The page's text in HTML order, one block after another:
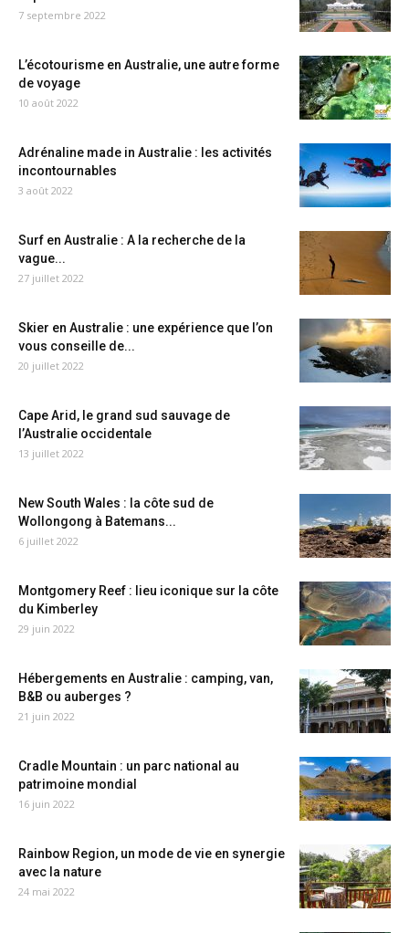
7 septembre 2022
L’écotourisme en Australie, une autre forme
de voyage
10 août 2022
Adrénaline made in Australie : les activités
incontournables
3 août 2022
Surf en Australie : A la recherche de la
vague...
27 juillet 2022
Skier en Australie : une expérience que l’on
vous conseille de...
20 juillet 2022
Cape Arid, le grand sud sauvage de
l’Australie occidentale
13 juillet 2022
New South Wales : la côte sud de
Wollongong à Batemans...
6 juillet 2022
Montgomery Reef : lieu iconique sur la côte
du Kimberley
29 juin 2022
Hébergements en Australie : camping, van,
B&B ou auberges ?
21 juin 2022
Cradle Mountain : un parc national au
patrimoine mondial
16 juin 2022
Rainbow Region, un mode de vie en synergie
avec la nature
24 mai 2022